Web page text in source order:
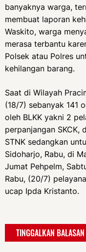
banyaknya warga,
membuat laporan
Waskito, warga
merasa terbantu
Polsek atau Polres
kehilangan barang.
Saat di Wilayah
(18/7) sebanyak 141
oleh BLKK yakni 2
perpanjangan SKCK,
STNK sedangkan
Sidoharjo, Rabu, di
Jumat Pehpelm,
Rabu, (20/7)
ucap Ipda Kristanto.
TINGGALKAN BALASAN